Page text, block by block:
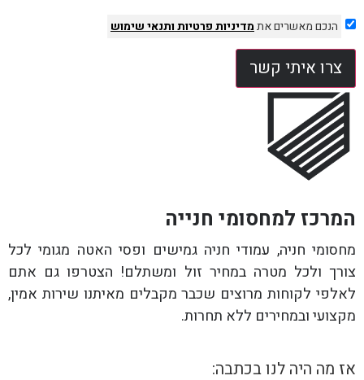
הנכם מאשרים אתמדיניות פרטיותותנאי שימוש
צרו איתי קשר
המרכז למחסומי חנייה
מחסומי חניה, עמודי חניה גמישים ופסי האטה מגומי לכל
צורך ולכל מטרה במחיר זול ומשתלם! הצטרפו גם אתם
לאלפי לקוחות מרוצים שכבר מקבלים מאיתנו שירות אמין,
מקצועי ובמחירים ללא תחרות.
אז מה היה לנו בכתבה: